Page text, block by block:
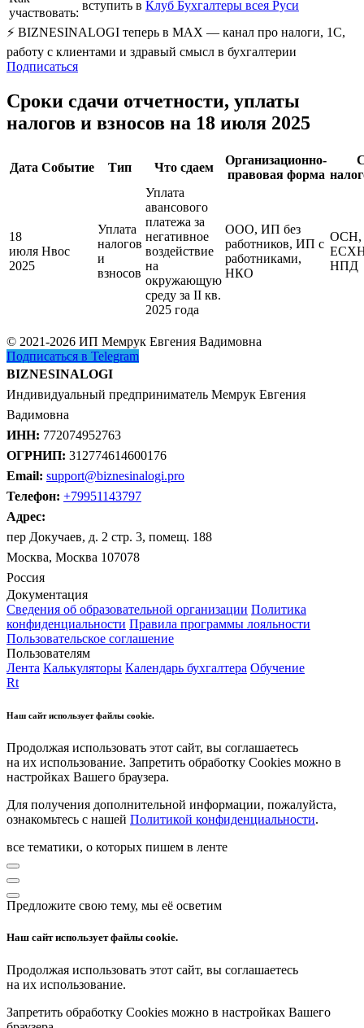
участвовать:
вступить в Клуб Бухгалтеры всея Руси
⚡ BIZNESINALOGI теперь в MAX — канал про налоги, 1С,
работу с клиентами и здравый смысл в бухгалтерии
Подписаться
Сроки сдачи отчетности, уплаты
налогов и взносов на 18 июля 2025
Дата Событие Тип Что сдаем
Организационно-
правовая форма
18
июля
2025
Нвос
Уплата
налогов
и
взносов
Уплата
авансового
платежа за
негативное
воздействие
на
окружающую
среду за II кв.
2025 года
ООО, ИП без
работников, ИП с
работниками,
НКО
ОСН,
НПД
© 2021-2026 ИП Мемрук Евгения Вадимовна
Подписаться в Telegram
BIZNESINALOGI
Индивидуальный предприниматель Мемрук Евгения
Вадимовна
ИНН: 772074952763
ОГРНИП: 312774614600176
Email: support@biznesinalogi.pro
Телефон: +79951143797
Адрес:
пер Докучаев, д. 2 стр. 3, помещ. 188
Москва, Москва 107078
Россия
Документация
Сведения об образовательной организации Политика
конфиденциальности Правила программы лояльности
Пользовательское соглашение
Пользователям
Лента Калькуляторы Календарь бухгалтера Обучение
Rt
Наш сайт использует файлы cookie.
Продолжая использовать этот сайт, вы соглашаетесь
на их использование. Запретить обработку Cookies можно в
настройках Вашего браузера.
Для получения дополнительной информации, пожалуйста,
ознакомьтесь с нашей Политикой конфиденциальности.
все тематики, о которых пишем в ленте
Предложите свою тему, мы её осветим
Наш сайт использует файлы cookie.
Продолжая использовать этот сайт, вы соглашаетесь
на их использование.
Запретить обработку Cookies можно в настройках Вашего